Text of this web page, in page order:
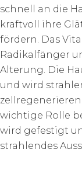
schnell an die
kraftvoll ihre
fördern. Das
Radikalfänger
Alterung. Die
und wird
wichtige Rolle
wird gefestigt
strahlendes